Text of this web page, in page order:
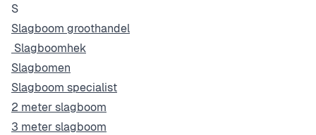
S
Slagboom groothandel
Slagboomhek
Slagbomen
Slagboom specialist
2 meter slagboom
3 meter slagboom